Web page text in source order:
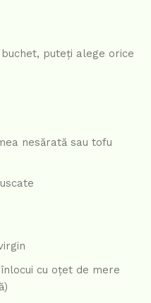
puteți alege orice
nesărată sau tofu
cu oțet de mere